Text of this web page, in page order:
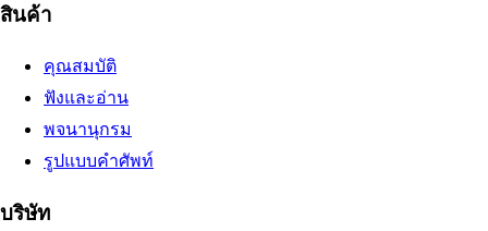
สินค้า
คุณสมบัติ
ฟังและอ่าน
พจนานุกรม
รูปแบบคำศัพท์
บริษัท